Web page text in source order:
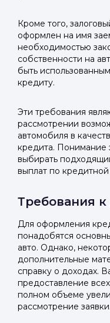
Кроме того,
оформлен на имя
необходимостью
собственности на
быть
кредиту.
Эти требования
рассмотрении
автомобиля в
кредита. Понимание
выбирать
выплат по
Требования
Для оформления
понадобятся
авто. Однако,
дополнительные
справку о доходах.
предоставление
полном объеме
рассмотрение заявки.